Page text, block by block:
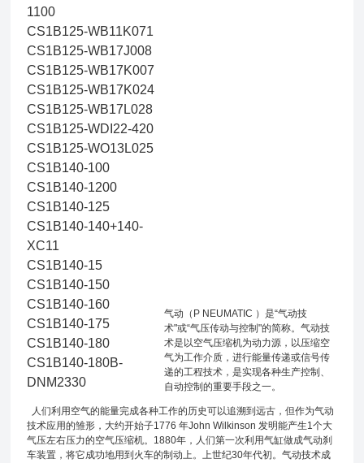
1100
CS1B125-WB11K071
CS1B125-WB17J008
CS1B125-WB17K007
CS1B125-WB17K024
CS1B125-WB17L028
CS1B125-WDI22-420
CS1B125-WO13L025
CS1B140-100
CS1B140-1200
CS1B140-125
CS1B140-140+140-
XC11
CS1B140-15
CS1B140-150
CS1B140-160
CS1B140-175
CS1B140-180
CS1B140-180B-
DNM2330
气动（P NEUMATIC ）是“气动技
术"或“气压传动与控制"的简称。气动技
术是以空气压缩机为动力源，以压缩空
气为工作介质，进行能量传递或信号传
递的工程技术，是实现各种生产控制、
自动控制的重要手段之一。
人们利用空气的能量完成各种工作的历史可以追溯到远古，但作为气动
技术应用的雏形，大约开始子1776 年John Wilkinson 发明能产生1个大
气压左右压力的空气压缩机。1880年，人们第一次利用气缸做成气动刹
车装置，将它成功地用到火车的制动上。上世纪30年代初。气动技术成